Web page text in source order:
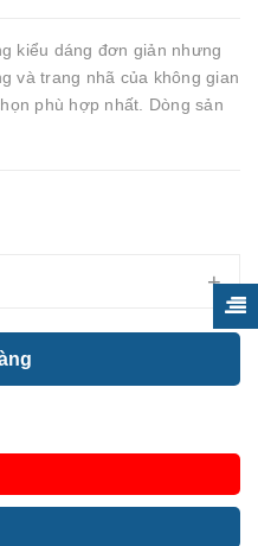
kiểu dáng đơn giản nhưng
và trang nhã của không gian
phù hợp nhất. Dòng sản
+